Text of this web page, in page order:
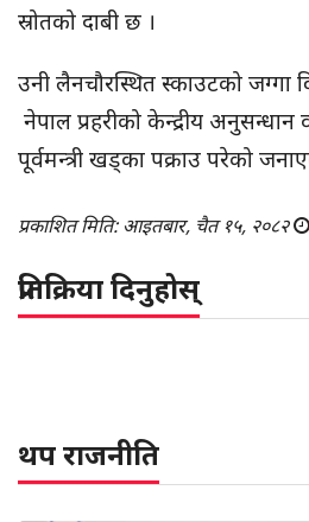
स्रोतको दाबी छ ।
उनी लैनचौरस्थित स्काउटको जग्गा
नेपाल प्रहरीको केन्द्रीय अनुसन्धान
पूर्वमन्त्री खड्का पक्राउ परेको
प्रकाशित मिति: आइतबार, चैत १५, २०८२
प्रतिक्रिया दिनुहोस्
थप राजनीति